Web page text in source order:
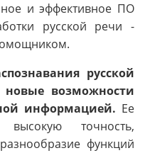
и эффективное ПО
русской речи -
русской
новые возможности
информацией. Ее
высокую точность,
функций